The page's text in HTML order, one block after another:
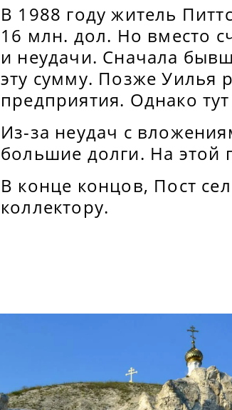
В 1988 году житель
16 млн. дол. Но вместо
и неудачи. Сначала
эту сумму. Позже Уилья
предприятия. Однако
Из-за неудач с
большие долги. На этой
В конце концов, Пост
коллектору.